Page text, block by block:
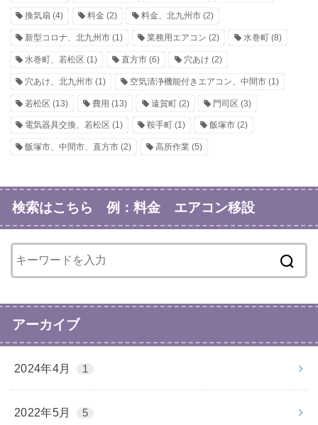
換気扇 (4) 料金 (2) 料金、北九州市(2)
新型コロナ、北九州市 (1) 業務用エアコン (2) 水巻町(8)
水巻町、若松区 (1) 直方市(6) 穴あけ (2)
穴あけ、北九州市 (1) 空気清浄機能付きエアコン、中間市(1)
若松区 (13) 費用 (13) 遠賀町(2) 門司区 (3)
電気器具交換、若松区 (1) 鞍手町(1) 飯塚市(2)
飯塚市、中間市、直方市 (2) 高所作業(5)
検索はこちら 例：料金 エアコン移設
アーカイブ
2024年4月 1
2022年5月 5